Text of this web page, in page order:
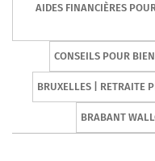
AIDES FINANCIÈRES
CONSEILS POUR
BRUXELLES | RETRAITE
BRABANT